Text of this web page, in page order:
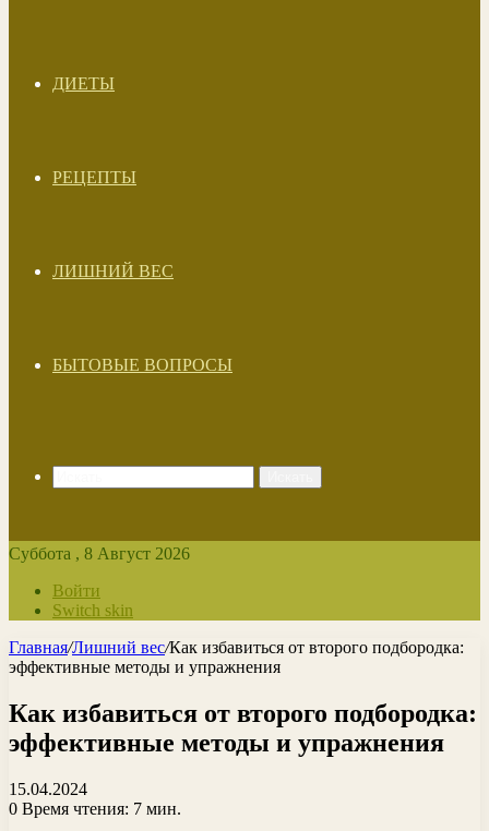
ДИЕТЫ
РЕЦЕПТЫ
ЛИШНИЙ ВЕС
БЫТОВЫЕ ВОПРОСЫ
Суббота , 8 Август 2026
Войти
Switch skin
Главная/Лишний вес/Как избавиться от второго подбородка:
эффективные методы и упражнения
Как избавиться от второго подбородка:
эффективные методы и упражнения
15.04.2024
0 Время чтения: 7 мин.